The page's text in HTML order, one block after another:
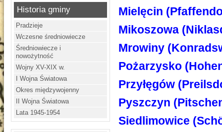
Historia gminy
Pradzieje
Wczesne średniowiecze
Średniowiecze i
nowożytność
Wojny XV-XIX w.
I Wojna Światowa
Okres międzywojenny
II Wojna Światowa
Lata 1945-1954
Mielęcin
Mikoszowa
Mrowiny
Pożarzysko
Przyłęgów
Pyszczyn
Siedlimowice